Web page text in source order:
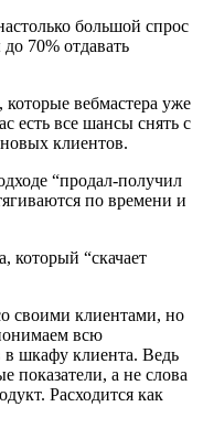
большой спрос
70% отдавать
вебмастера уже
есть все шансы снять с
клиентов.
“продал-получил
по времени и
который “скачает
своими клиентами, но
всю
в шкафу клиента. Ведь
показатели, а не слова
Расходится как